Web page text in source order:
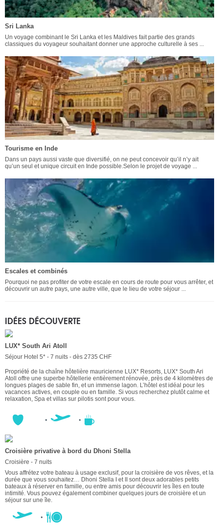
Sri Lanka
Un voyage combinant le Sri Lanka et les Maldives fait partie des grands
classiques du voyageur souhaitant donner une approche culturelle à ses ...
Tourisme en Inde
Dans un pays aussi vaste que diversifié, on ne peut concevoir qu’il n’y ait
qu’un seul et unique circuit en Inde possible.Selon le projet de voyage ...
Escales et combinés
Pourquoi ne pas profiter de votre escale en cours de route pour vous arrêter, et
découvrir un autre pays, une autre ville, que le lieu de votre séjour ...
IDÉES DÉCOUVERTE
LUX* South Ari Atoll
Séjour Hotel 5* - 7 nuits - dès 2735 CHF
Propriété de la chaîne hôtelière mauricienne LUX* Resorts, LUX* South Ari
Atoll offre une superbe hôtellerie entièrement rénovée, près de 4 kilomètres de
longues plages de sable fin, et un immense lagon. L’hôtel est idéal pour les
vacances actives, en couple ou en famille. Si vous recherchez plutôt calme et
relaxation, Spa et villas sur pilotis sont pour vous.
Croisière privative à bord du Dhoni Stella
Croisière - 7 nuits
Vous affrétez votre bateau à usage exclusif, pour la croisière de vos rêves, et la
durée que vous souhaitez… Dhoni Stella I et II sont deux adorables petits
bateaux à réserver en famille, ou entre amis pour découvrir les îles en toute
intimité. Vous pouvez également combiner quelques jours de croisière et un
séjour sur une île.